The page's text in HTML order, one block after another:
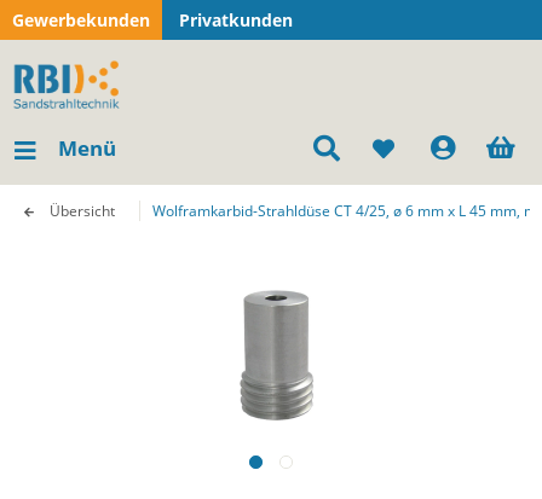
Gewerbekunden Privatkunden
Menü
Übersicht Wolframkarbid-Strahldüse CT 4/25, ø 6 mm x L 45 mm,